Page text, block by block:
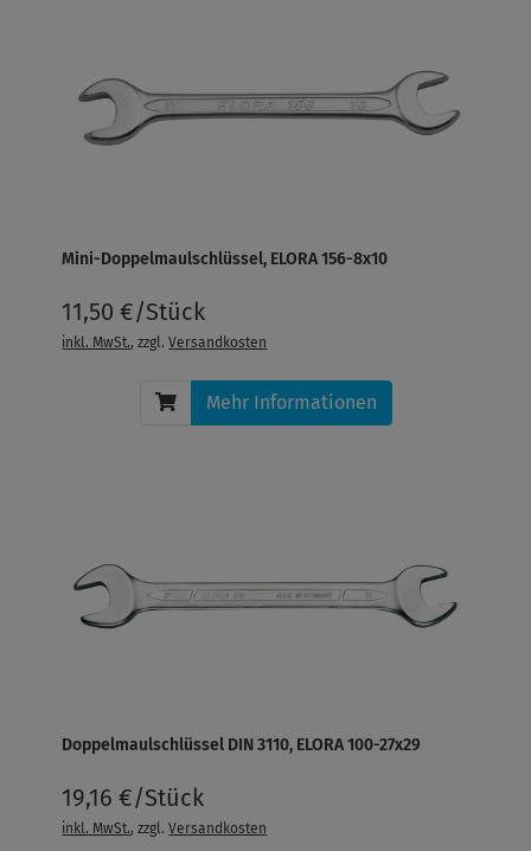
Mini-Doppelmaulschlüssel, ELORA 156-8x10
11,50 €/Stück
inkl. MwSt., zzgl.Versandkosten
Mehr Informationen
Doppelmaulschlüssel DIN 3110, ELORA 100-27x29
19,16 €/Stück
inkl. MwSt., zzgl.Versandkosten